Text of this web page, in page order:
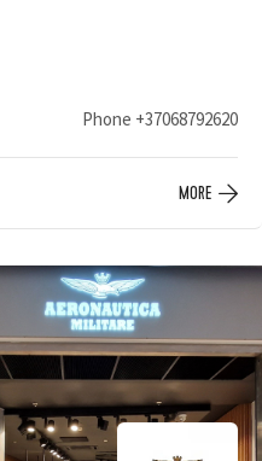
Phone +37068792620
MORE